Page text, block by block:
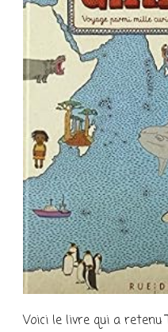
Voici le livre qui a